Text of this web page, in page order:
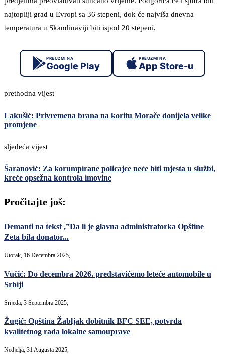
najtopliji grad u Evropi sa 36 stepeni, dok će najviša dnevna
temperatura u Skandinaviji biti ispod 20 stepeni.
PREUZMI NA
Google Play
PREUZMI NA
App Store-u
prethodna vijest
Lakušić: Privremena brana na koritu Morače donijela velike
promjene
sljedeća vijest
Šaranović: Za korumpirane policajce neće biti mjesta u službi,
kreće opsežna kontrola imovine
Pročitajte još:
Demanti na tekst ,”Da li je glavna administratorka Opštine
Zeta bila donator...
Utorak, 16 Decembra 2025,
Vučić: Do decembra 2026. predstavićemo leteće automobile u
Srbiji
Srijeda, 3 Septembra 2025,
Žugić: Opština Žabljak dobitnik BFC SEE, potvrda
kvalitetnog rada lokalne samouprave
Nedjelja, 31 Augusta 2025,